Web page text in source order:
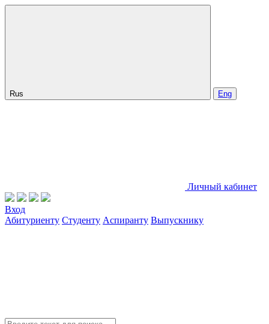
Rus Eng
Личный кабинет
Вход
Абитуриенту Студенту Аспиранту Выпускнику